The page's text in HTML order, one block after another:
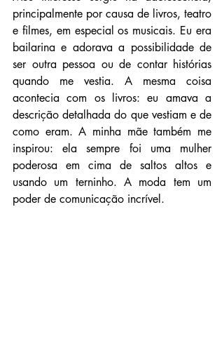
principalmente por causa de livros, teatro
e filmes, em especial os musicais. Eu era
bailarina e adorava a possibilidade de
ser outra pessoa ou de contar histórias
quando me vestia. A mesma coisa
acontecia com os livros: eu amava a
descrição detalhada do que vestiam e de
como eram. A minha mãe também me
inspirou: ela sempre foi uma mulher
poderosa em cima de saltos altos e
usando um terninho. A moda tem um
poder de comunicação incrível.